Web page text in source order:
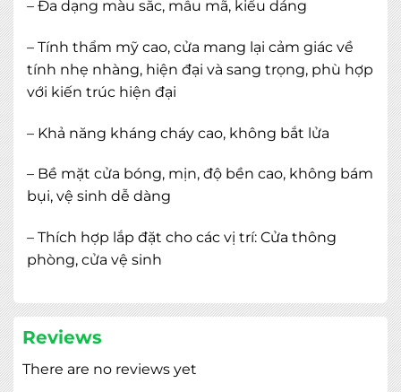
– Đa dạng màu sắc, mẫu mã, kiểu dáng
– Tính thẩm mỹ cao, cửa mang lại cảm giác về
tính nhẹ nhàng, hiện đại và sang trọng, phù hợp
với kiến trúc hiện đại
– Khả năng kháng cháy cao, không bắt lửa
– Bề mặt cửa bóng, mịn, độ bền cao, không bám
bụi, vệ sinh dễ dàng
– Thích hợp lắp đặt cho các vị trí: Cửa thông
phòng, cửa vệ sinh
Reviews
There are no reviews yet